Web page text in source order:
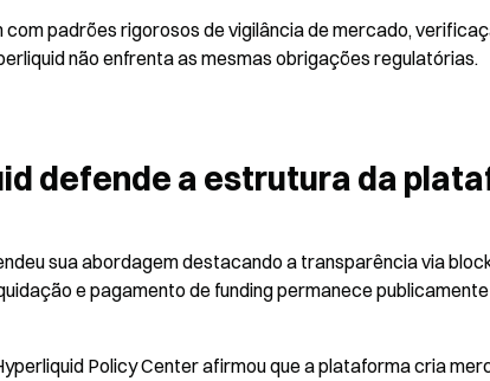
com padrões rigorosos de vigilância de mercado,
não enfrenta as mesmas obrigações regulatórias.
defende a estrutura da
sua abordagem destacando a transparência via
e pagamento de funding permanece
Policy Center afirmou que a plataforma cria